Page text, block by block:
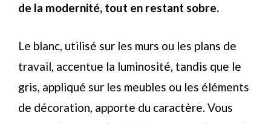
de la modernité, tout en restant sobre.
Le blanc, utilisé sur les murs ou les plans de
travail, accentue la luminosité, tandis que le
gris, appliqué sur les meubles ou les éléments
de décoration, apporte du caractère. Vous